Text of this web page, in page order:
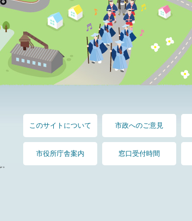
このサイトについて 市政へのご意見
市役所庁舎案内 窓口受付時間